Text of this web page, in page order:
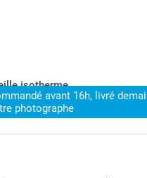
avant 16h, livré
photographe
isotherme